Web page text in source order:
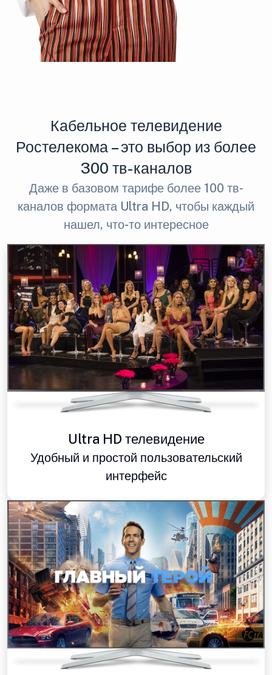
Кабельное телевидение
Ростелекома – это выбор из более
300 тв-каналов
Даже в базовом тарифе более 100 тв-
каналов формата Ultra HD, чтобы каждый
нашел, что-то интересное
Ultra HD телевидение
Удобный и простой пользовательский
интерфейс